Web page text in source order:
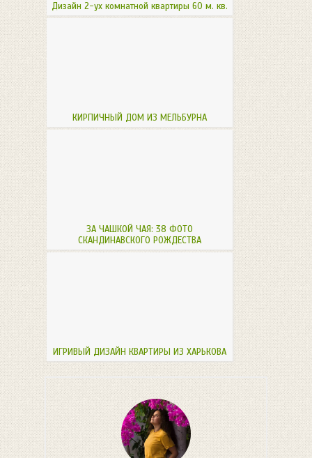
Дизайн 2-ух комнатной квартиры 60 м. кв.
КИРПИЧНЫЙ ДОМ ИЗ МЕЛЬБУРНА
ЗА ЧАШКОЙ ЧАЯ: 38 ФОТО
СКАНДИНАВСКОГО РОЖДЕСТВА
ИГРИВЫЙ ДИЗАЙН КВАРТИРЫ ИЗ ХАРЬКОВА